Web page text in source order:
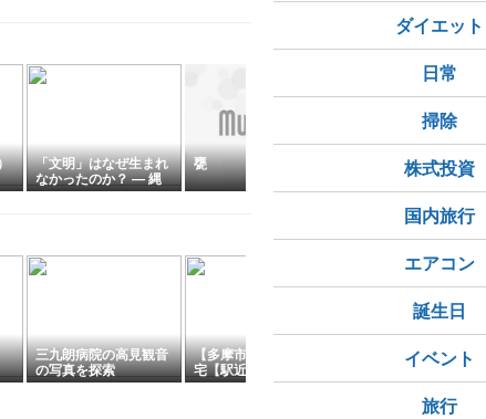
べく松平容保が付いた
屋敷と本陣
「文明」はなぜ生まれ
なかったのか？ ― 縄
文１万年の謎を、宇宙
甕 茱萸ノ木遺跡
三九朗病院の高見観音
の写真を探索
【多摩市】旧富澤家住
宅【駅近くの立派な古
民家】
夏は自粛ください
ダイエット
日常
掃除
株式投資
国内旅行
エアコン
誕生日
イベント
旅行